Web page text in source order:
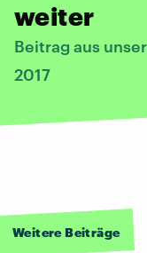
weiter
Beitrag aus
2017
Weitere Beiträge